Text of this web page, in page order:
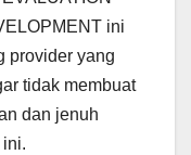
ini
provider yang
tidak membuat
dan jenuh